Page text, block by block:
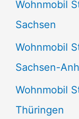
Wohnmobil
Sachsen
Wohnmobil
Sachsen-
Wohnmobil
Thüringen